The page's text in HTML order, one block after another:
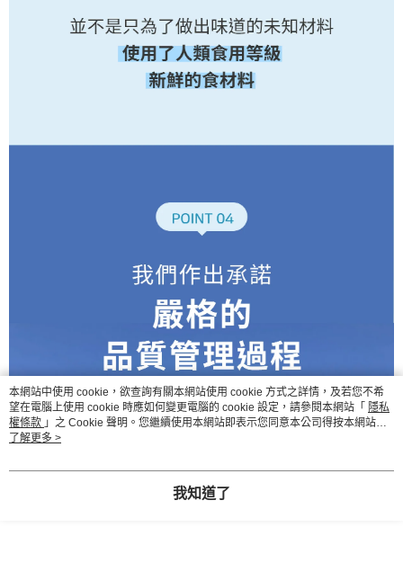
本網站中使用 cookie，欲查詢有關本網站使用 cookie 方式之詳情，及若您不希
望在電腦上使用 cookie 時應如何變更電腦的 cookie 設定，請參閱本網站「 隱私
權條款 」之 Cookie 聲明。您繼續使用本網站即表示您同意本公司得按本網站使
用條款之 Cookie 聲明使用 cookie。
了解更多 >
我知道了